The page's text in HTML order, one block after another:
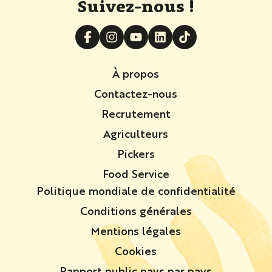
Suivez-nous !
À propos
Contactez-nous
Recrutement
Agriculteurs
Pickers
Food Service
Politique mondiale de confidentialité
Conditions générales
Mentions légales
Cookies